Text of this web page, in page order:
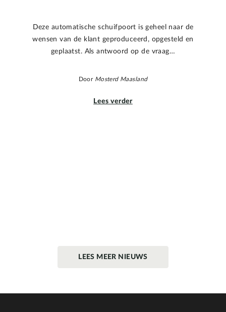
Deze automatische schuifpoort is geheel naar de
wensen van de klant geproduceerd, opgesteld en
geplaatst. Als antwoord op de vraag…
Door Mosterd Maasland
Lees verder
LEES MEER NIEUWS